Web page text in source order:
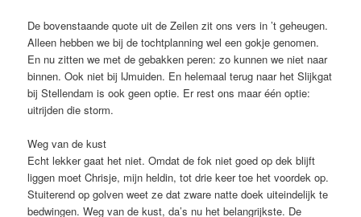
De bovenstaande quote uit de Zeilen zit ons vers in ’t geheugen.
Alleen hebben we bij de tochtplanning wel een gokje genomen.
En nu zitten we met de gebakken peren: zo kunnen we niet naar
binnen. Ook niet bij IJmuiden. En helemaal terug naar het Slijkgat
bij Stellendam is ook geen optie. Er rest ons maar één optie:
uitrijden die storm.
Weg van de kust
Echt lekker gaat het niet. Omdat de fok niet goed op dek blijft
liggen moet Chrisje, mijn heldin, tot drie keer toe het voordek op.
Stuiterend op golven weet ze dat zware natte doek uiteindelijk te
bedwingen. Weg van de kust, da’s nu het belangrijkste. De